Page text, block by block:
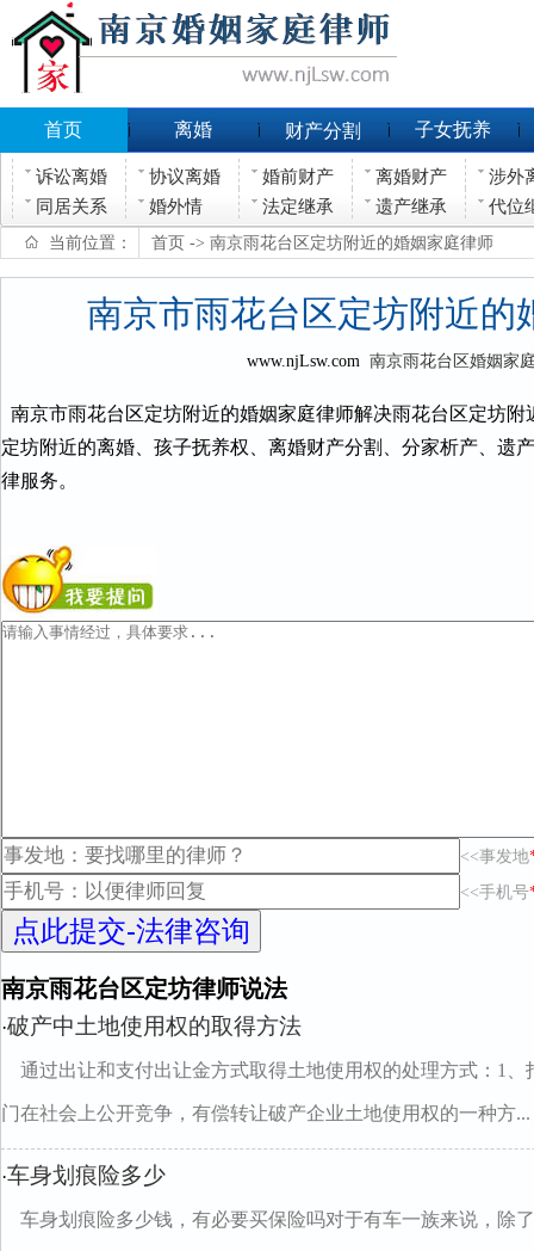
首页 离婚 财产分割 子女抚养
诉讼离婚 协议离婚 婚前财产 离婚财产
涉外
同居关系
婚外情 法定继承 遗产继承 代位
当前位置： 首页 -> 南京雨花台区定坊附近的婚姻家庭律师
南京市雨花台区定坊附近的
www.njLsw.com南京雨花台区婚姻家
南京市雨花台区定坊附近的婚姻家庭律师解决雨花台区定坊
定坊附近的离婚、孩子抚养权、离婚财产分割、分家析产、遗
律服务。
<<事发地
<<手机号
南京雨花台区定坊律师说法
·破产中土地使用权的取得方法
通过出让和支付出让金方式取得土地使用权的处理方式：1
门在社会上公开竞争，有偿转让破产企业土地使用权的一种方...
·车身划痕险多少
车身划痕险多少钱，有必要买保险吗对于有车一族来说，除